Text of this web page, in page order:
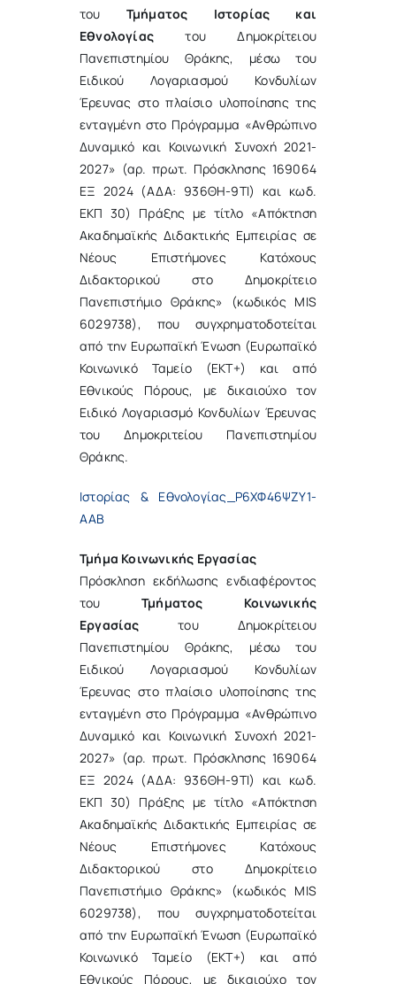
του Τμήματος Ιστορίας και
Εθνολογίαςτου Δημοκρίτειου
Πανεπιστημίου Θράκης, μέσω του
Ειδικού Λογαριασμού Κονδυλίων
Έρευνας στο πλαίσιο υλοποίησης της
ενταγμένη στο Πρόγραμμα «Ανθρώπινο
Δυναμικό και Κοινωνική Συνοχή 2021-
2027» (αρ. πρωτ. Πρόσκλησης 169064
ΕΞ 2024 (ΑΔΑ: 936ΘΗ-9ΤΙ) και κωδ.
ΕΚΠ 30) Πράξης με τίτλο «Απόκτηση
Ακαδημαϊκής Διδακτικής Εμπειρίας σε
Νέους Επιστήμονες Κατόχους
Διδακτορικού στο Δημοκρίτειο
Πανεπιστήμιο Θράκης» (κωδικός MIS
6029738), που συγχρηματοδοτείται
από την Ευρωπαϊκή Ένωση (Ευρωπαϊκό
Κοινωνικό Ταμείο (ΕΚΤ+) και από
Εθνικούς Πόρους, με δικαιούχο τον
Ειδικό Λογαριασμό Κονδυλίων Έρευνας
του Δημοκριτείου Πανεπιστημίου
Θράκης.
Ιστορίας & Εθνολογίας_Ρ6ΧΦ46ΨΖΥ1-
ΑΑΒ
Τμήμα Κοινωνικής Εργασίας
Πρόσκληση εκδήλωσης ενδιαφέροντος
του Τμήματος Κοινωνικής
Εργασίαςτου Δημοκρίτειου
Πανεπιστημίου Θράκης, μέσω του
Ειδικού Λογαριασμού Κονδυλίων
Έρευνας στο πλαίσιο υλοποίησης της
ενταγμένη στο Πρόγραμμα «Ανθρώπινο
Δυναμικό και Κοινωνική Συνοχή 2021-
2027» (αρ. πρωτ. Πρόσκλησης 169064
ΕΞ 2024 (ΑΔΑ: 936ΘΗ-9ΤΙ) και κωδ.
ΕΚΠ 30) Πράξης με τίτλο «Απόκτηση
Ακαδημαϊκής Διδακτικής Εμπειρίας σε
Νέους Επιστήμονες Κατόχους
Διδακτορικού στο Δημοκρίτειο
Πανεπιστήμιο Θράκης» (κωδικός MIS
6029738), που συγχρηματοδοτείται
από την Ευρωπαϊκή Ένωση (Ευρωπαϊκό
Κοινωνικό Ταμείο (ΕΚΤ+) και από
Εθνικούς Πόρους, με δικαιούχο τον